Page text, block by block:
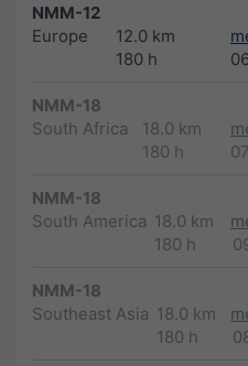
NMM-12
Europe
12.0 km
180 h
NMM-18
South Africa
18.0 km
180 h
NMM-18
South America 18.0 km
180 h
NMM-18
Southeast Asia 18.0 km
180 h